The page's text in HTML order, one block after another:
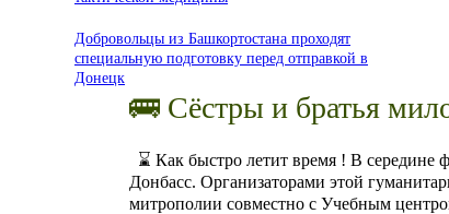
Добровольцы из Башкортостана проходят
специальную подготовку перед отправкой в
Донецк
🚌 Сёстры и братья
⌛️ Как быстро летит время ! В середине
Донбасс. Организаторами этой
митрополии совместно с Учебным